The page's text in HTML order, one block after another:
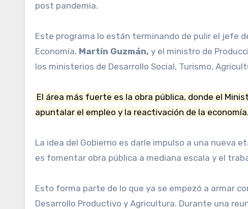
post pandemia.
Este programa lo están terminando de pulir el jefe
Economía, Martín Guzmán, y el ministro de
los ministerios de Desarrollo Social, Turismo,
El área más fuerte es la obra pública, donde el
apuntalar el empleo y la reactivación de la economía.
La idea del Gobierno es darle impulso a una nueva
es fomentar obra pública a mediana escala y el
Esto forma parte de lo que ya se empezó a armar
Desarrollo Productivo y Agricultura. Durante una